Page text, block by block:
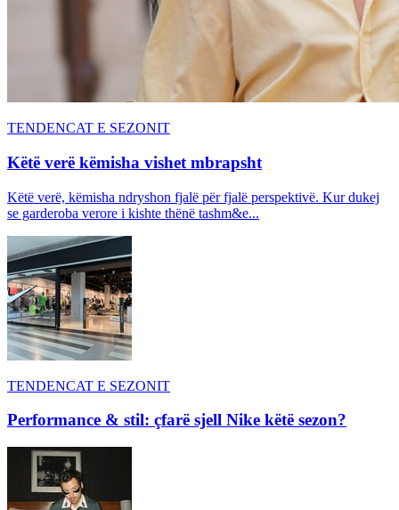
TENDENCAT E SEZONIT
Këtë verë këmisha vishet mbrapsht
Këtë verë, këmisha ndryshon fjalë për fjalë perspektivë. Kur dukej
se garderoba verore i kishte thënë tashm&e...
TENDENCAT E SEZONIT
Performance & stil: çfarë sjell Nike këtë sezon?